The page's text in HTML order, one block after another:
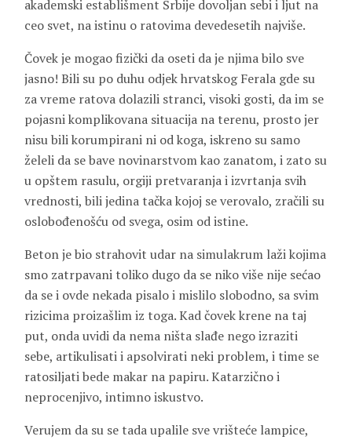
akademski establišment Srbije dovoljan sebi i ljut na
ceo svet, na istinu o ratovima devedesetih najviše.
Čovek je mogao fizički da oseti da je njima bilo sve
jasno! Bili su po duhu odjek hrvatskog Ferala gde su
za vreme ratova dolazili stranci, visoki gosti, da im se
pojasni komplikovana situacija na terenu, prosto jer
nisu bili korumpirani ni od koga, iskreno su samo
želeli da se bave novinarstvom kao zanatom, i zato su
u opštem rasulu, orgiji pretvaranja i izvrtanja svih
vrednosti, bili jedina tačka kojoj se verovalo, zračili su
oslobođenošću od svega, osim od istine.
Beton je bio strahovit udar na simulakrum laži kojima
smo zatrpavani toliko dugo da se niko više nije sećao
da se i ovde nekada pisalo i mislilo slobodno, sa svim
rizicima proizašlim iz toga. Kad čovek krene na taj
put, onda uvidi da nema ništa slađe nego izraziti
sebe, artikulisati i apsolvirati neki problem, i time se
ratosiljati bede makar na papiru. Katarzično i
neprocenjivo, intimno iskustvo.
Verujem da su se tada upalile sve vrišteće lampice,